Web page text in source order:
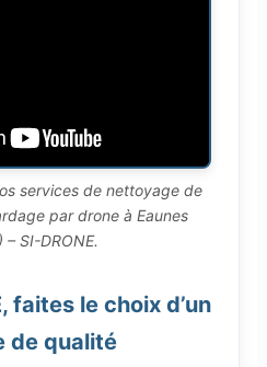
services de nettoyage de
par drone à Eaunes
– SI-DRONE.
faites le choix d’un
de qualité